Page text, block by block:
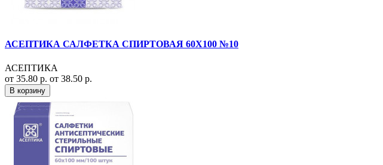
АСЕПТИКА САЛФЕТКА СПИРТОВАЯ 60Х100 №10
АСЕПТИКА
от 35.80 р. от 38.50 р.
В корзину